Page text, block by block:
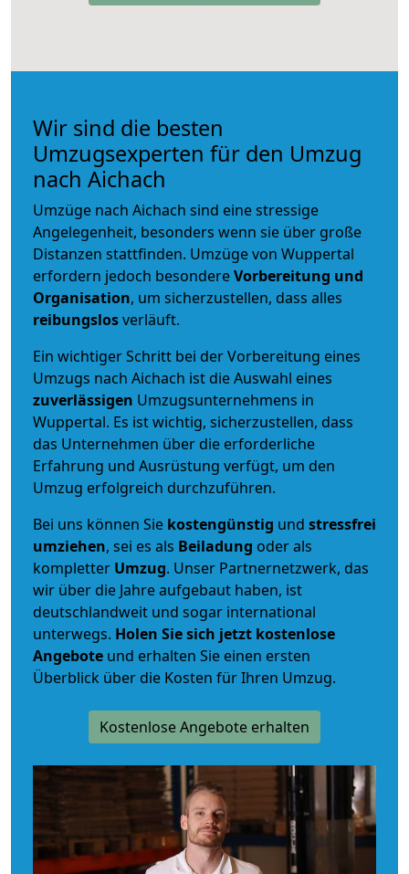
Wir sind die besten
Umzugsexperten für den Umzug
nach Aichach
Umzüge nach Aichach sind eine stressige
Angelegenheit, besonders wenn sie über große
Distanzen stattfinden. Umzüge von Wuppertal
erfordern jedoch besondereVorbereitung und
Organisation, um sicherzustellen, dass alles
reibungslosverläuft.
Ein wichtiger Schritt bei der Vorbereitung eines
Umzugs nach Aichach ist die Auswahl eines
zuverlässigen Umzugsunternehmens in
Wuppertal. Es ist wichtig, sicherzustellen, dass
das Unternehmen über die erforderliche
Erfahrung und Ausrüstung verfügt, um den
Umzug erfolgreich durchzuführen.
Bei uns können Sie kostengünstig und stressfrei
umziehen, sei es als Beiladung oder als
kompletter Umzug. Unser Partnernetzwerk, das
wir über die Jahre aufgebaut haben, ist
deutschlandweit und sogar international
unterwegs. Holen Sie sich jetzt kostenlose
Angebote und erhalten Sie einen ersten
Überblick über die Kosten für Ihren Umzug.
Kostenlose Angebote erhalten